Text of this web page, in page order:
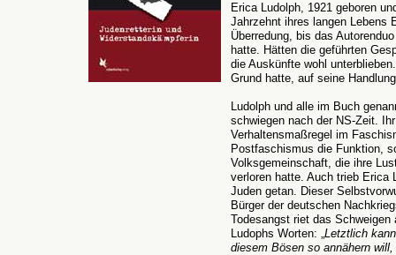
Erica Ludolph, 1921 geboren
Jahrzehnt ihres langen Lebens
Überredung, bis das
hatte. Hätten die geführten
die Auskünfte wohl
Grund hatte, auf seine
Ludolph und alle im Buch
schwiegen nach der NS-Zeit.
Verhaltensmaßregel im
Postfaschismus die Funktion,
Volksgemeinschaft, die ihre
verloren hatte. Auch trieb Erica
Juden getan. Dieser
Bürger der deutschen
Todesangst riet das Schweigen
Ludophs Worten: „Letztlich
diesem Bösen so annähern